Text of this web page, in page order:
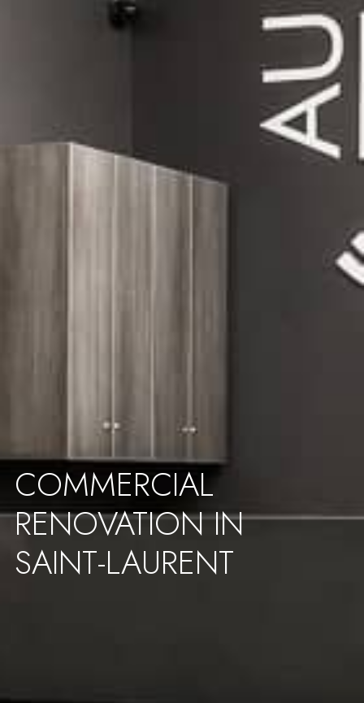
COMMERCIAL
RENOVATION IN
SAINT-LAURENT